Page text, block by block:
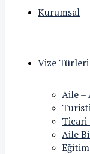
Kurumsal
Vize Türleri
Aile –
Ticari
Aile